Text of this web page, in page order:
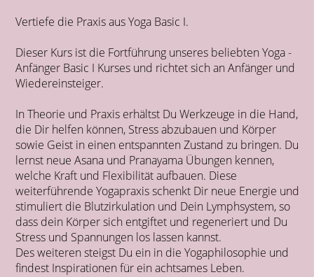
Vertiefe die Praxis aus Yoga Basic I.
Dieser Kurs ist die Fortführung unseres beliebten Yoga -
Anfänger Basic I Kurses und richtet sich an Anfänger und
Wiedereinsteiger.
In Theorie und Praxis erhältst Du Werkzeuge in die Hand,
die Dir helfen können, Stress abzubauen und Körper
sowie Geist in einen entspannten Zustand zu bringen. Du
lernst neue Asana und Pranayama Übungen kennen,
welche Kraft und Flexibilität aufbauen. Diese
weiterführende Yogapraxis schenkt Dir neue Energie und
stimuliert die Blutzirkulation und Dein Lymphsystem, so
dass dein Körper sich entgiftet und regeneriert und Du
Stress und Spannungen los lassen kannst.
Des weiteren steigst Du ein in die Yogaphilosophie und
findest Inspirationen für ein achtsames Leben.